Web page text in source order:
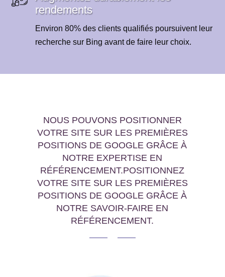
rendements
Environ 80% des clients qualifiés poursuivent leur
recherche sur Bing avant de faire leur choix.
NOUS POUVONS POSITIONNER
VOTRE SITE SUR LES PREMIÈRES
POSITIONS DE GOOGLE GRÂCE À
NOTRE EXPERTISE EN
RÉFÉRENCEMENT.POSITIONNEZ
VOTRE SITE SUR LES PREMIÈRES
POSITIONS DE GOOGLE GRÂCE À
NOTRE SAVOIR-FAIRE EN
RÉFÉRENCEMENT.